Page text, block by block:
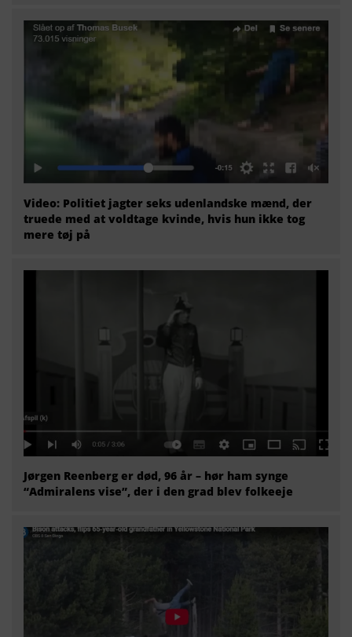
Video: Politiet jagter seks udenlandske mænd, der
truede med at voldtage kvinde, hvis hun ikke tog
mere tøj på
Jørgen Reenberg er død, 96 år – hør ham synge
“Admiralens vise”, der i den grad blev folkeeje